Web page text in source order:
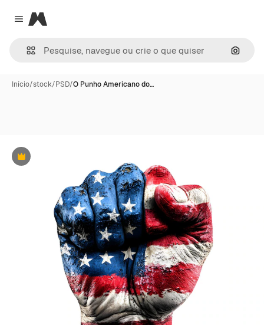
Close menu
Magnific
Início/stock/PSD/O Punho Americano do…
Premium